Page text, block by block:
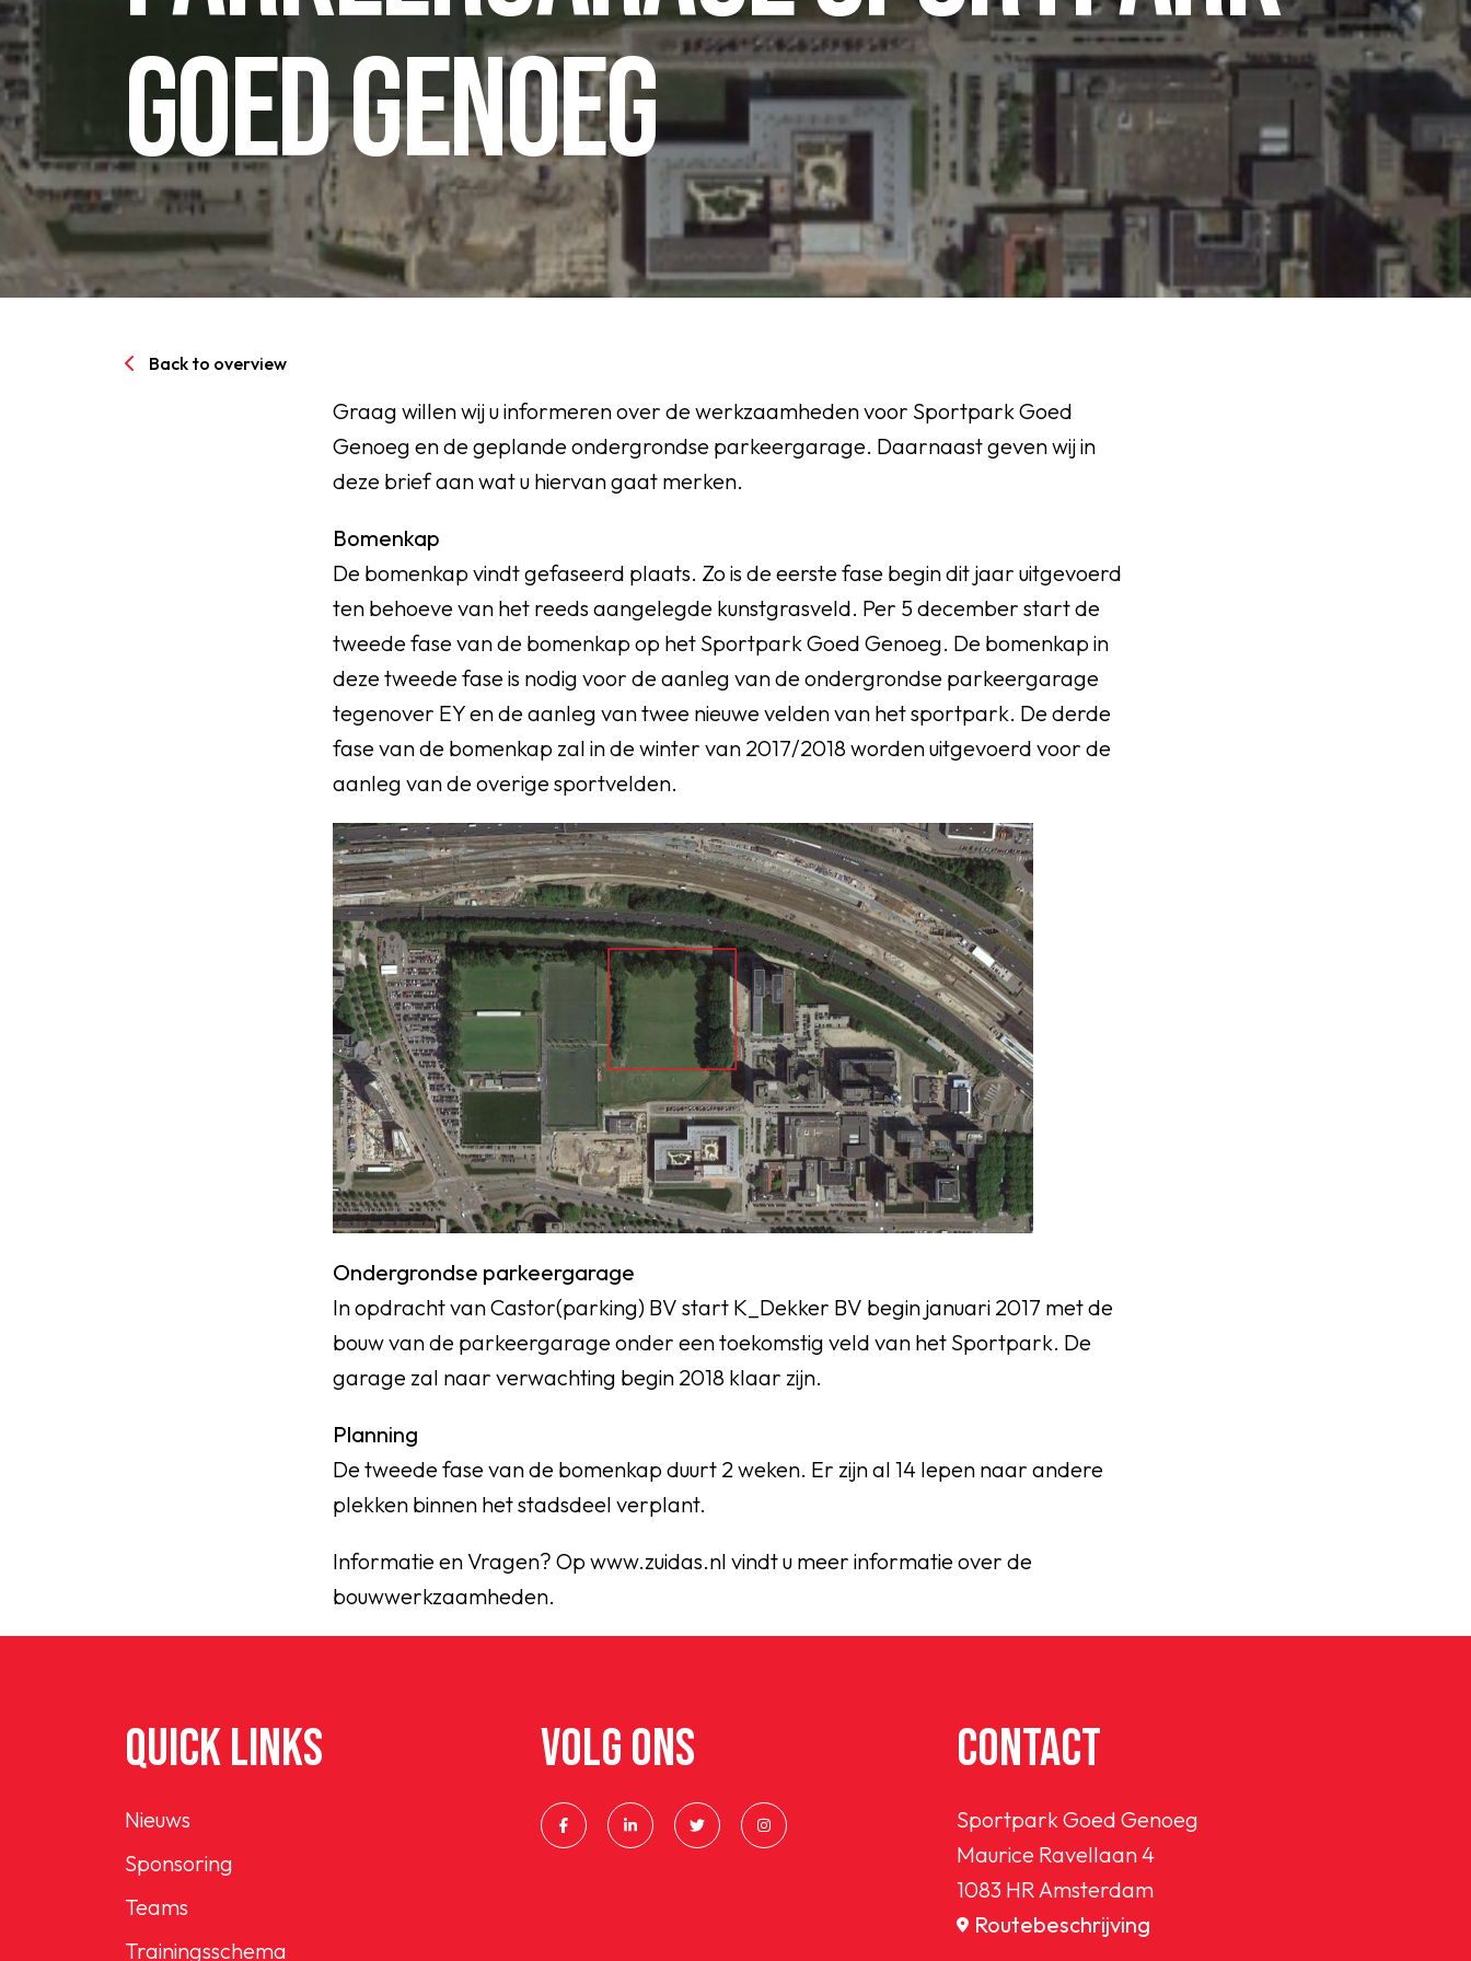
Senioren
Clubinfo
Nieuwsoverzicht
Sponsoring
SPORTPARK GOED GENOEG
LIDMAATSCHAP
GOED GENOEG
Back to overview
Graag willen wij u informeren over de werkzaamheden voor Sportpark Goed
Genoeg en de geplande ondergrondse parkeergarage. Daarnaast geven wij in
deze brief aan wat u hiervan gaat merken.
Bomenkap
De bomenkap vindt gefaseerd plaats. Zo is de eerste fase begin dit jaar uitgevoerd
ten behoeve van het reeds aangelegde kunstgrasveld. Per 5 december start de
tweede fase van de bomenkap op het Sportpark Goed Genoeg. De bomenkap in
deze tweede fase is nodig voor de aanleg van de ondergrondse parkeergarage
tegenover EY en de aanleg van twee nieuwe velden van het sportpark. De derde
fase van de bomenkap zal in de winter van 2017/2018 worden uitgevoerd voor de
aanleg van de overige sportvelden.
Ondergrondse parkeergarage
In opdracht van Castor(parking) BV start K_Dekker BV begin januari 2017 met de
bouw van de parkeergarage onder een toekomstig veld van het Sportpark. De
garage zal naar verwachting begin 2018 klaar zijn.
Planning
De tweede fase van de bomenkap duurt 2 weken. Er zijn al 14 Iepen naar andere
plekken binnen het stadsdeel verplant.
Informatie en Vragen? Op www.zuidas.nl vindt u meer informatie over de
bouwwerkzaamheden.
QUICK LINKS
Nieuws
Sponsoring
Teams
Trainingsschema
VOLG ONS CONTACT
Sportpark Goed Genoeg
Maurice Ravellaan 4
1083 HR Amsterdam
Routebeschrijving